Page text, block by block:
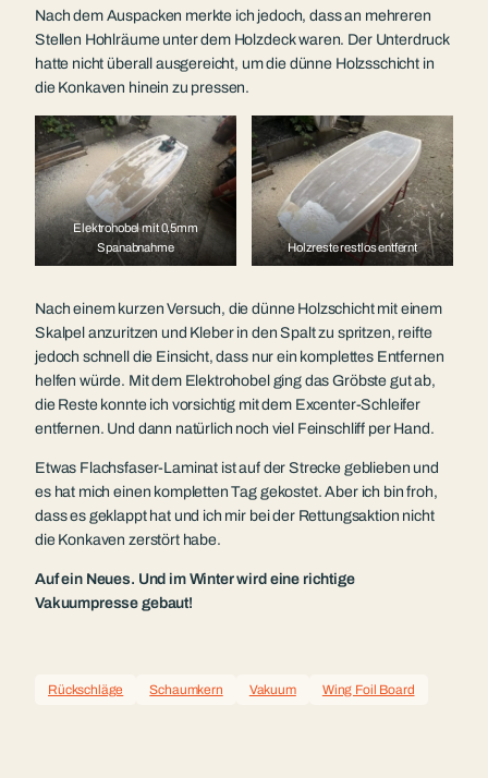
Nach dem Auspacken merkte ich jedoch, dass an mehreren
Stellen Hohlräume unter dem Holzdeck waren. Der Unterdruck
hatte nicht überall ausgereicht, um die dünne Holzsschicht in
die Konkaven hinein zu pressen.
Elektrohobel mit 0,5mm
Spanabnahme
Holzreste restlos entfernt
Nach einem kurzen Versuch, die dünne Holzschicht mit einem
Skalpel anzuritzen und Kleber in den Spalt zu spritzen, reifte
jedoch schnell die Einsicht, dass nur ein komplettes Entfernen
helfen würde. Mit dem Elektrohobel ging das Gröbste gut ab,
die Reste konnte ich vorsichtig mit dem Excenter-Schleifer
entfernen. Und dann natürlich noch viel Feinschliff per Hand.
Etwas Flachsfaser-Laminat ist auf der Strecke geblieben und
es hat mich einen kompletten Tag gekostet. Aber ich bin froh,
dass es geklappt hat und ich mir bei der Rettungsaktion nicht
die Konkaven zerstört habe.
Auf ein Neues. Und im Winter wird eine richtige
Vakuumpresse gebaut!
Rückschläge Schaumkern Vakuum Wing Foil Board